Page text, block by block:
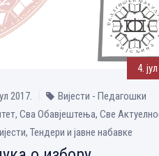
4.
2017.
Вијести - Педагошки
Сва Обавјештења, Све
Тендери и јавне набавке